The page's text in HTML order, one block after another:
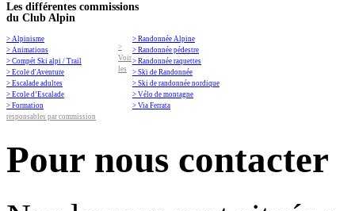
Les différentes commissions
du Club Alpin
> Alpinisme
> Animations
> Compét Ski alpi / Trail
> Ecole d'Aventure
> Escalade adultes
> Ecole d’Escalade
> Formation
> Randonnée Alpine
> Randonnée pédestre
> Randonnée raquettes
> Ski de Randonnée
> Ski de randonnée nordique
> Vélo de montagne
> Via Ferrata
>
Voir
les
responsables par commission
Pour nous contacter